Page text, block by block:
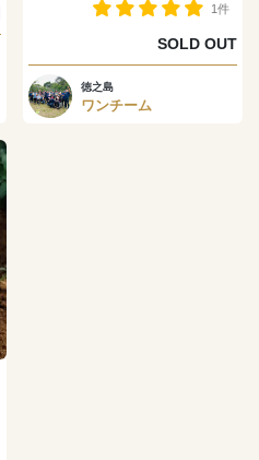
1件
SOLD OUT
徳之島
ワンチーム